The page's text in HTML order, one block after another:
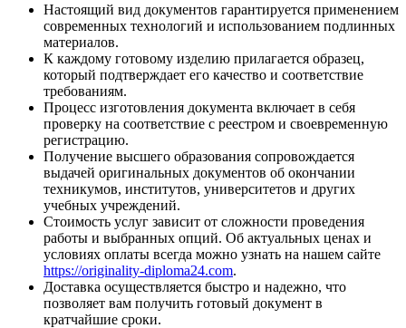
Настоящий вид документов гарантируется применением
современных технологий и использованием подлинных
материалов.
К каждому готовому изделию прилагается образец,
который подтверждает его качество и соответствие
требованиям.
Процесс изготовления документа включает в себя
проверку на соответствие с реестром и своевременную
регистрацию.
Получение высшего образования сопровождается
выдачей оригинальных документов об окончании
техникумов, институтов, университетов и других
учебных учреждений.
Стоимость услуг зависит от сложности проведения
работы и выбранных опций. Об актуальных ценах и
условиях оплаты всегда можно узнать на нашем сайте
https://originality-diploma24.com.
Доставка осуществляется быстро и надежно, что
позволяет вам получить готовый документ в
кратчайшие сроки.